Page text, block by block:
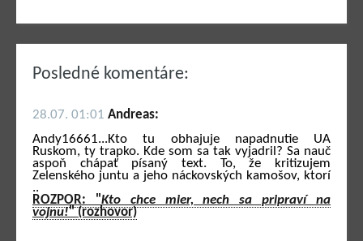
Posledné komentáre:
28.07. 01:01 Andreas:
Andy16661...Kto tu obhajuje napadnutie UA
Ruskom, ty trapko. Kde som sa tak vyjadril? Sa nauč
aspoň chápať písaný text. To, že kritizujem
Zelenského juntu a jeho náckovských kamošov, ktorí
..
ROZPOR: "Kto chce mier, nech sa pripraví na
vojnu!" (rozhovor)